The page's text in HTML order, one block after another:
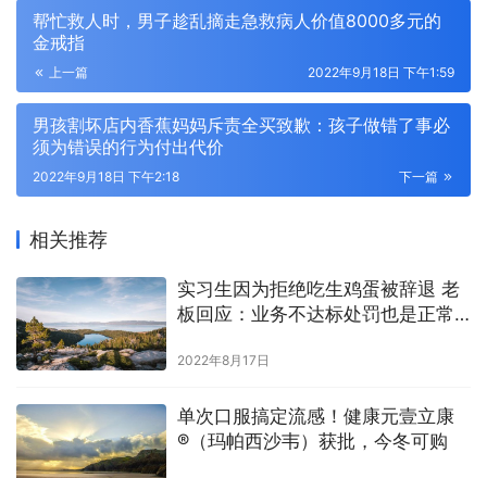
帮忙救人时，男子趁乱摘走急救病人价值8000多元的
金戒指
上一篇 2022年9月18日 下午1:59
男孩割坏店内香蕉妈妈斥责全买致歉：孩子做错了事必
须为错误的行为付出代价
下一篇
2022年9月18日 下午2:18
相关推荐
实习生因为拒绝吃生鸡蛋被辞退 老
板回应：业务不达标处罚也是正常
2022年8月17日
单次口服搞定流感！健康元壹立康
®（玛帕西沙韦）获批，今冬可购